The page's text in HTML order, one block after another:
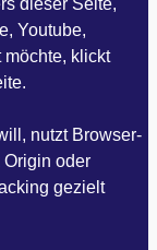
Youtube,
möchte, klickt
nutzt Browser-
oder
gezielt